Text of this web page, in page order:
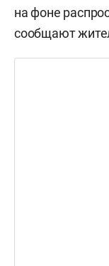
на фоне
сообщают